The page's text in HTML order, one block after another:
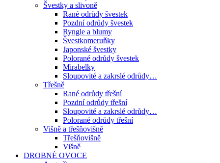
Švestky a slivoně
Rané odrůdy švestek
Pozdní odrůdy švestek
Ryngle a blumy
Švestkomeruňky
Japonské švestky
Polorané odrůdy švestek
Mirabelky
Sloupovité a zakrslé odrůdy…
Třešně
Rané odrůdy třešní
Pozdní odrůdy třešní
Sloupovité a zakrslé odrůdy…
Polorané odrůdy třešní
Višně a třešňovišně
Třešňovišně
Višně
DROBNÉ OVOCE